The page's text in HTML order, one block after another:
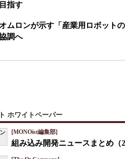
目指す
ムロンが示す「産業用ロボット
調へ
ホワイトペーパー
[MONOist編集部]
組み込み開発ニュースまとめ（